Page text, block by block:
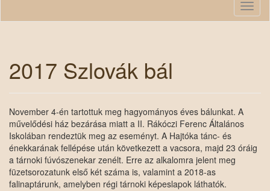
2017 Szlovák bál
November 4-én tartottuk meg hagyományos éves bálunkat. A
művelődési ház bezárása miatt a II. Rákóczi Ferenc Általános
Iskolában rendeztük meg az eseményt. A Hajtóka tánc- és
énekkarának fellépése után következett a vacsora, majd 23 óráig
a tárnoki fúvószenekar zenélt. Erre az alkalomra jelent meg
füzetsorozatunk első két száma is, valamint a 2018-as
falinaptárunk, amelyben régi tárnoki képeslapok láthatók.